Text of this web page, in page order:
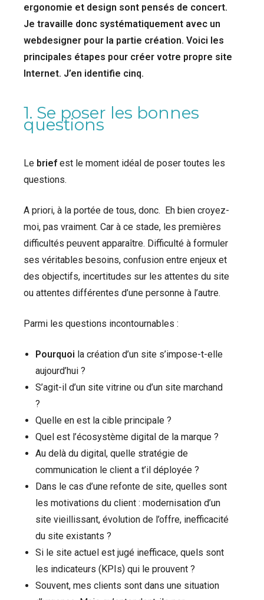
ergonomie et design sont pensés de concert.
Je travaille donc systématiquement avec un
webdesigner pour la partie création. Voici les
principales étapes pour créer votre propre site
Internet. J’en identifie cinq.
1. Se poser les bonnes
questions
Le brief est le moment idéal de poser toutes les
questions.
A priori, à la portée de tous, donc. Eh bien croyez-
moi, pas vraiment. Car à ce stade, les premières
difficultés peuvent apparaître. Difficulté à formuler
ses véritables besoins, confusion entre enjeux et
des objectifs, incertitudes sur les attentes du site
ou attentes différentes d’une personne à l’autre.
Parmi les questions incontournables :
Pourquoi la création d’un site s’impose-t-elle
aujourd’hui ?
S’agit-il d’un site vitrine ou d’un site marchand
?
Quelle en est la cible principale ?
Quel est l’écosystème digital de la marque ?
Au delà du digital, quelle stratégie de
communication le client a t’il déployée ?
Dans le cas d’une refonte de site, quelles sont
les motivations du client : modernisation d’un
site vieillissant, évolution de l’offre, inefficacité
du site existants ?
Si le site actuel est jugé inefficace, quels sont
les indicateurs (KPIs) qui le prouvent ?
Souvent, mes clients sont dans une situation